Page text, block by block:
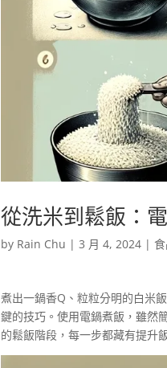
從洗米到鬆飯：
by Rain Chu |3 月 4, 2024 |
煮出一鍋香Q、粒粒分明的白米
鍵的技巧。使用電鍋煮飯，雖然
的鬆飯階段，每一步都藏有提升